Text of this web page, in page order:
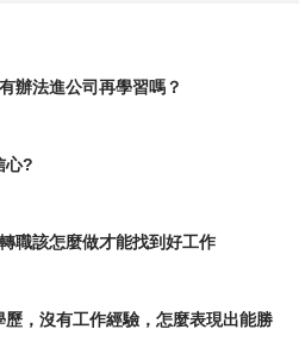
辦法進公司再學習嗎？
心?
職該怎麼做才能找到好工作
，沒有工作經驗，怎麼表現出能勝